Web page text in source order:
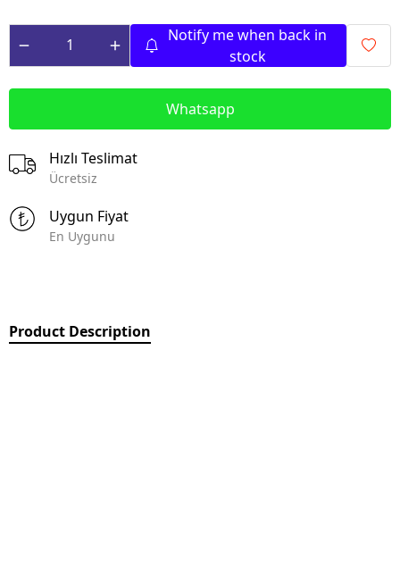
Notify me when back in
stock
Whatsapp
Hızlı Teslimat
Ücretsiz
Uygun Fiyat
En Uygunu
Product Description